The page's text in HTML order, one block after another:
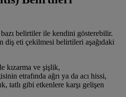
belirtiler ile kendini gösterebilir.
diş eti çekilmesi belirtileri aşağıdaki
kızarma ve şişlik,
etrafında ağrı ya da acı hissi,
tatlı gibi etkenlere karşı gelişen